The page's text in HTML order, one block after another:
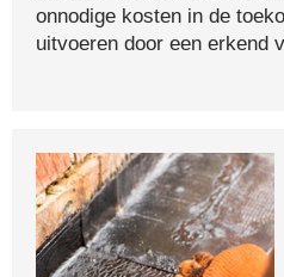
onnodige kosten in de
uitvoeren door een erkend